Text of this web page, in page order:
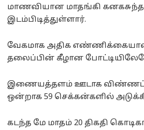
மாணவியான மாதங்கி
இடம்பிடித்துள்ளார்.
வேகமாக அதிக
தலைப்பின் கீழான
இணையத்தளம் ஊடாக
ஒன்றாக 59 செக்கன்களில் அடுக்கி
கடந்த மே மாதம் 20 திகதி